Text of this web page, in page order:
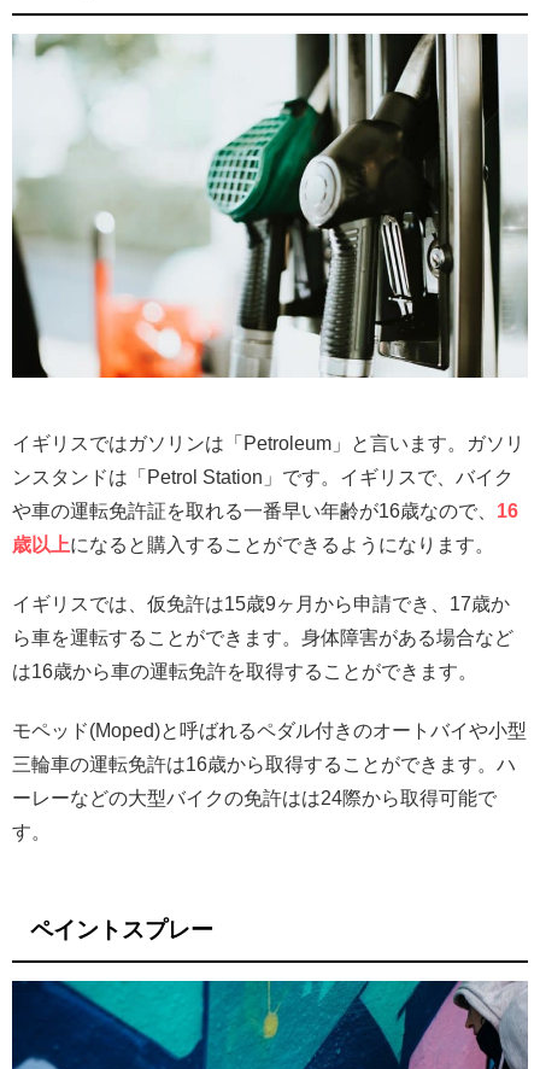
イギリスではガソリンは「Petroleum」と言います。ガソリ
ンスタンドは「Petrol Station」です。イギリスで、バイク
や車の運転免許証を取れる一番早い年齢が16歳なので、 16
歳以上になると購入することができるようになります。
イギリスでは、仮免許は15歳9ヶ月から申請でき、17歳か
ら車を運転することができます。身体障害がある場合など
は16歳から車の運転免許を取得することができます。
モペッド(Moped)と呼ばれるペダル付きのオートバイや小型
三輪車の運転免許は16歳から取得することができます。ハ
ーレーなどの大型バイクの免許はは24際から取得可能で
す。
ペイントスプレー